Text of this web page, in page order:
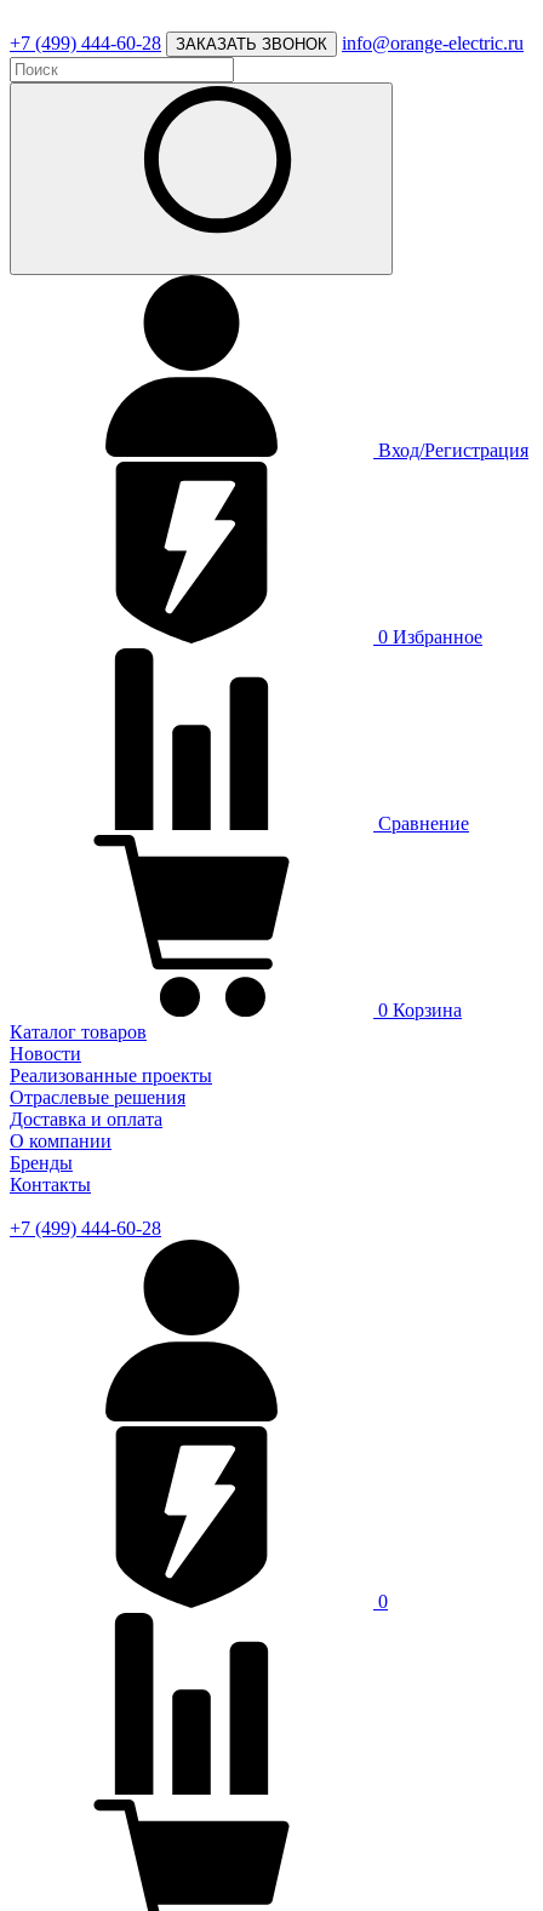
+7 (499) 444-60-28 ЗАКАЗАТЬ ЗВОНОК info@orange-electric.ru
Вход/Регистрация
0 Избранное
Сравнение
0 Корзина
Каталог товаров
Новости
Реализованные проекты
Отраслевые решения
Доставка и оплата
О компании
Бренды
Контакты
+7 (499) 444-60-28
0